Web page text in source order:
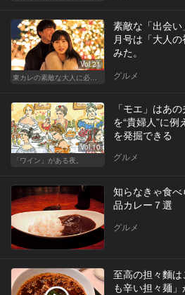
Vol.21
東カレの素敵な大人に必要なこと
素敵な「出会
月号は「大人
みた。
グルメ
Vol.10
「ワイン」がある夜。
「モエ」はあ
を“貴婦人”に
を発掘できる
グルメ
知らなきゃ食
品カレー７選
グルメ
至高の担々麵
も辛い担々麺」